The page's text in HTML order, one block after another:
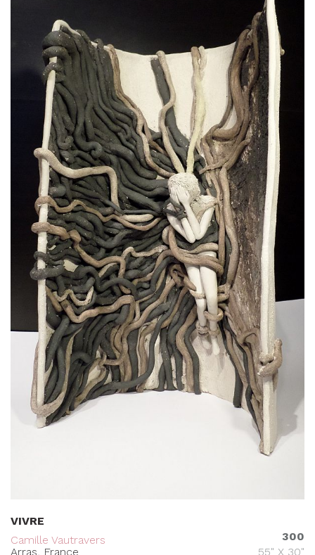
VIVRE
Camille Vautravers
Arras, France
300
55" X 30"